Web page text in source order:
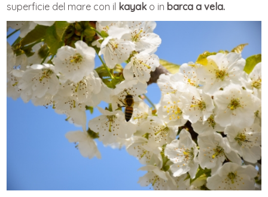
superficie del mare con il kayak o inbarca a vela.